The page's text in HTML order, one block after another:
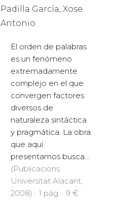
Padilla García, Xose
Antonio
El orden de palabras
es un fenómeno
extremadamente
complejo en el que
convergen factores
diversos de
naturaleza sintáctica
y pragmática. La obra
que aquí
presentamos busca...
(Publicacions
Universitat Alacant,
2008) · 1 pàg. · 9 €